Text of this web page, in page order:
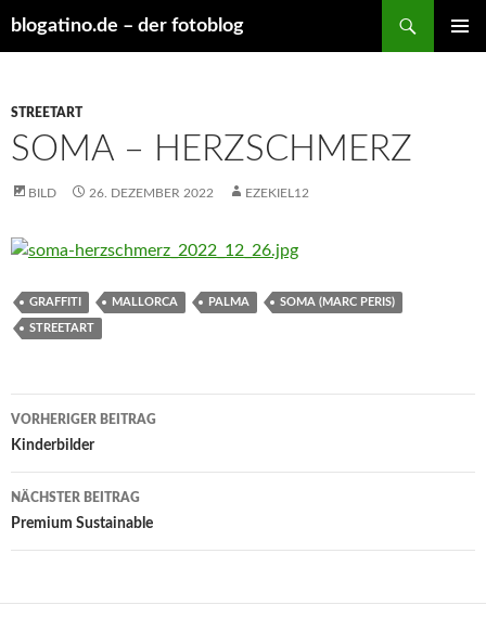
blogatino.de – der fotoblog
STREETART
SOMA – HERZSCHMERZ
BILD 26. DEZEMBER 2022 EZEKIEL12
GRAFFITI MALLORCA PALMA SOMA (MARC PERIS)
STREETART
Beitragsnavigation
VORHERIGER BEITRAG
Kinderbilder
NÄCHSTER BEITRAG
Premium Sustainable